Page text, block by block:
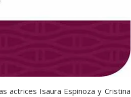
actrices Isaura Espinoza y Cristina